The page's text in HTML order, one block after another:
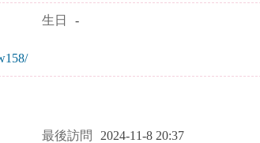
生日
-
最後訪問
2024-11-8 20:37